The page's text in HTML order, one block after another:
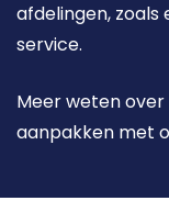
afdelingen, zoals
service.
Meer weten over
aanpakken met